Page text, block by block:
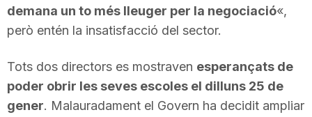
demana un to més lleuger per la negociació«,
però entén la insatisfacció del sector.
Tots dos directors es mostraven esperançats de
poder obrir les seves escoles el dilluns 25 de
gener. Malauradament el Govern ha decidit ampliar